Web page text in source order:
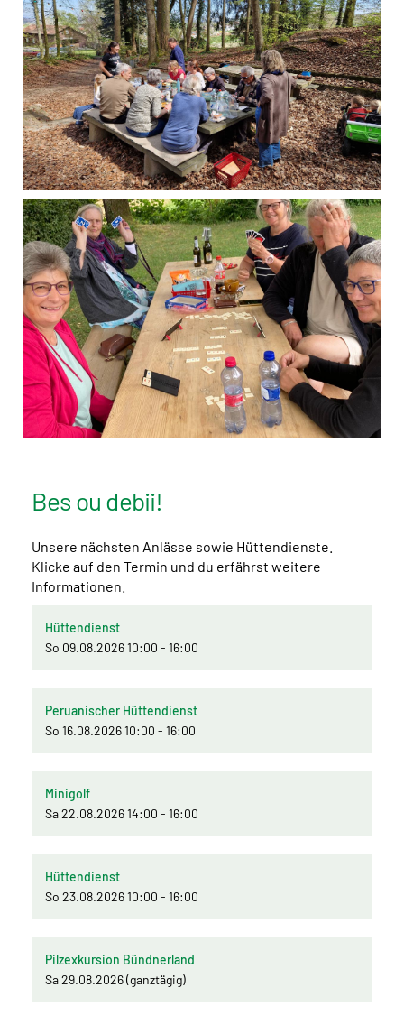
Bes ou debii!
Unsere nächsten Anlässe sowie Hüttendienste.
Klicke auf den Termin und du erfährst weitere
Informationen.
Hüttendienst
So 09.08.2026 10:00 - 16:00
Peruanischer Hüttendienst
So 16.08.2026 10:00 - 16:00
Minigolf
Sa 22.08.2026 14:00 - 16:00
Hüttendienst
So 23.08.2026 10:00 - 16:00
Pilzexkursion Bündnerland
Sa 29.08.2026 (ganztägig)